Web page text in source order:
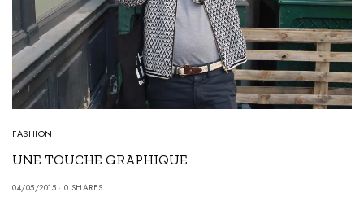
FASHION
UNE TOUCHE GRAPHIQUE
04/05/2015 0 SHARES